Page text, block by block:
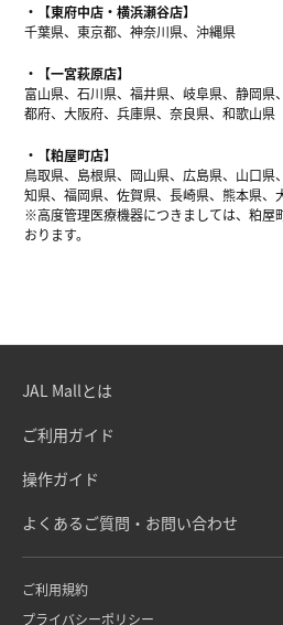
【東府中店・横浜瀬谷店】
千葉県、東京都、神奈川県、沖縄県
【一宮萩原店】
富山県、石川県、福井県、岐阜県、静岡
都府、大阪府、兵庫県、奈良県、和歌山県
【粕屋町店】
鳥取県、島根県、岡山県、広島県、山口
知県、福岡県、佐賀県、長崎県、熊本県、
※高度管理医療機器につきましては、粕屋
おります。
JAL Mallとは
ご利用ガイド
操作ガイド
よくあるご質問・お問い合わせ
ご利用規約
プライバシーポリシー